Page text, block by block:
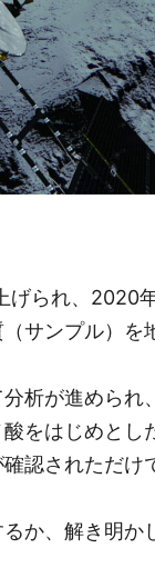
げられ、2020
サンプル）を
析が進められ
をはじめとし
認されただけ
か、解き明か